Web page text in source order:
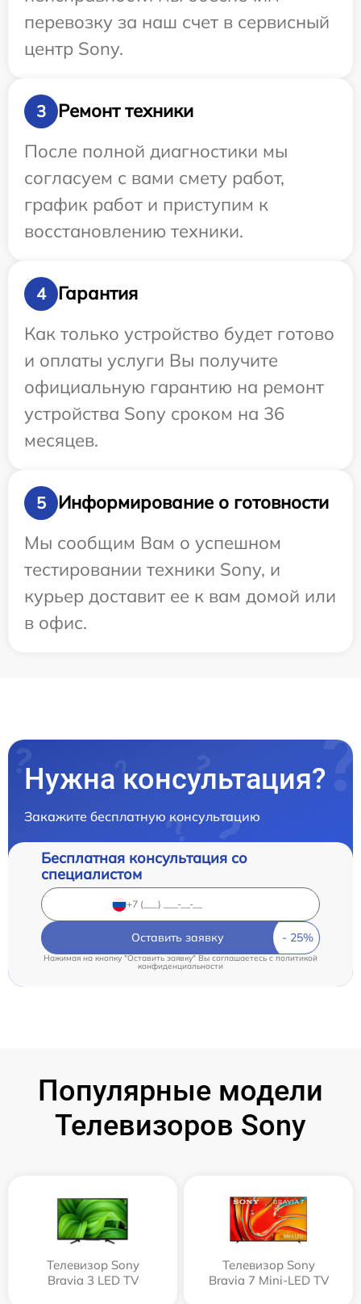
перевозку за наш счет в сервисный
центр Sony.
3
Ремонт техники
После полной диагностики мы
согласуем с вами смету работ,
график работ и приступим к
восстановлению техники.
4
Гарантия
Как только устройство будет готово
и оплаты услуги Вы получите
официальную гарантию на ремонт
устройства Sony сроком на 36
месяцев.
5
Информирование о готовности
Мы сообщим Вам о успешном
тестировании техники Sony, и
курьер доставит ее к вам домой или
в офис.
Нужна консультация?
Закажите бесплатную консультацию
Бесплатная консультация со
специалистом
Оставить заявку
Нажимая на кнопку "Оставить заявку" Вы соглашаетесь cполитикой
конфиденциальности
Популярные модели
Телевизоров Sony
Телевизор Sony
Bravia 3 LED TV
Телевизор Sony
Bravia 7 Mini-LED TV